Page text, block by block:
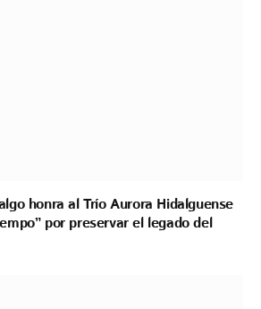
honra al Trío Aurora Hidalguense
por preservar el legado del